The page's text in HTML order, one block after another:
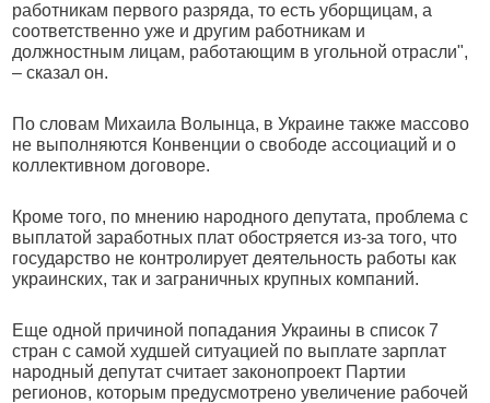
работникам первого разряда, то есть уборщицам, а
соответственно уже и другим работникам и
должностным лицам, работающим в угольной отрасли",
– сказал он.
По словам Михаила Волынца, в Украине также массово
не выполняются Конвенции о свободе ассоциаций и о
коллективном договоре.
Кроме того, по мнению народного депутата, проблема с
выплатой заработных плат обостряется из-за того, что
государство не контролирует деятельность работы как
украинских, так и заграничных крупных компаний.
Еще одной причиной попадания Украины в список 7
стран с самой худшей ситуацией по выплате зарплат
народный депутат считает законопроект Партии
регионов, которым предусмотрено увеличение рабочей